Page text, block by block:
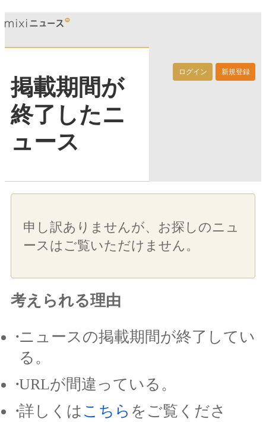
ログイン 新規登録
掲載期間が
終了したニ
ュース
申し訳ありませんが、お探しのニュ
ースはご覧いただけません。
考えられる理由
ニュースの掲載期間が終了してい
る。
URLが間違っている。
詳しくは こちら をご覧くださ